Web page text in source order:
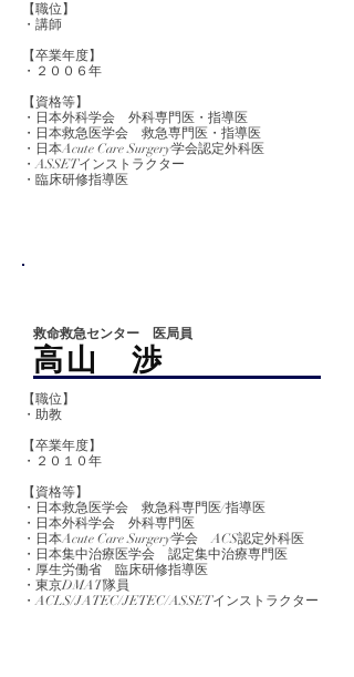
【職位】
・講師
【卒業年度】
​・２００６年
【資格等】
・日本外科学会 外科専門医・指導医
・日本救急医学会 救急専門医・指導医
・日本Acute Care Surgery学会認定外科医
・ASSETインストラクター
​・臨床研修指導医
救命救急センター 医局員
​高山 渉
【職位】
・助教
【卒業年度】
​・２０１０年
【資格等】
・日本救急医学会 救急科専門医/指導医
・日本外科学会 外科専門医
​・日本Acute Care Surgery学会 ACS認定外科医
・日本集中治療医学会 認定集中治療専門医
・厚生労働省 臨床研修指導医
・東京DMAT隊員
・ACLS/JATEC/JETEC/ASSETインストラクター